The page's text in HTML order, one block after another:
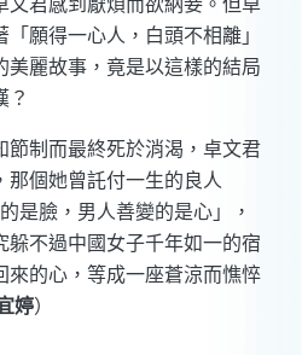
文君感到厭煩而欲納妾。但卓
願得一心人，白頭不相離」
美麗故事，竟是以這樣的結局
？
制而最終死於消渴，卓文君
那個她曾託付一生的良人
是臉，男人善變的是心」，
躲不過中國女子千年如一的宿
來的心，等成一座蒼涼而憔悴
婷）